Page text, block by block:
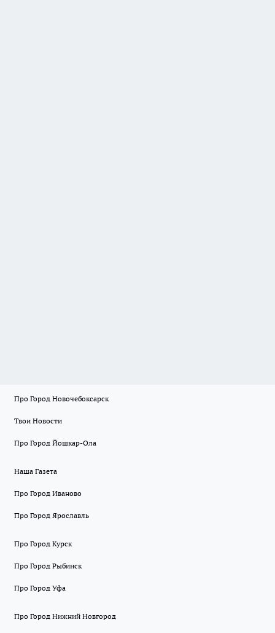
Про Город Новочебоксарск
Твои Новости
Про Город Йошкар-Ола
Наша Газета
Про Город Иваново
Про Город Ярославль
Про Город Курск
Про Город Рыбинск
Про Город Уфа
Про Город Нижний Новгород